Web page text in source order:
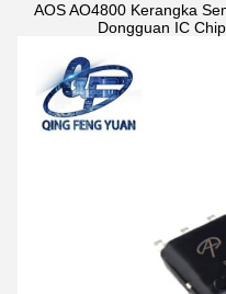
AOS AO4800 Kerangka
Dongguan IC